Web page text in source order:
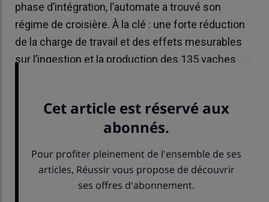
phase d’intégration, l’automate a trouvé son
régime de croisière. À la clé : une forte réduction
de la charge de travail et des effets mesurables
sur l’ingestion et la production des 135 vaches